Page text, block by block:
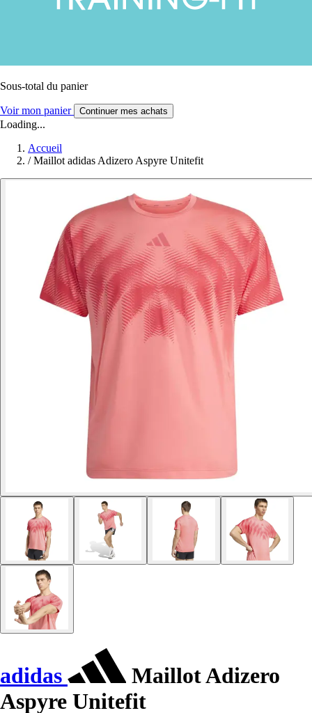
Sous-total du panier
Voir mon panier Continuer mes achats
Loading...
Accueil
/ Maillot adidas Adizero Aspyre Unitefit
adidas
Maillot Adizero
Aspyre Unitefit